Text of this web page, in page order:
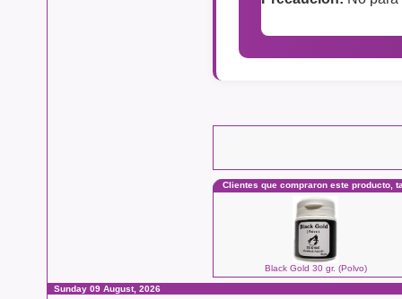
Clientes que compraron este producto,
Black Gold 30 gr. (Polvo)
Sunday 09 August, 2026